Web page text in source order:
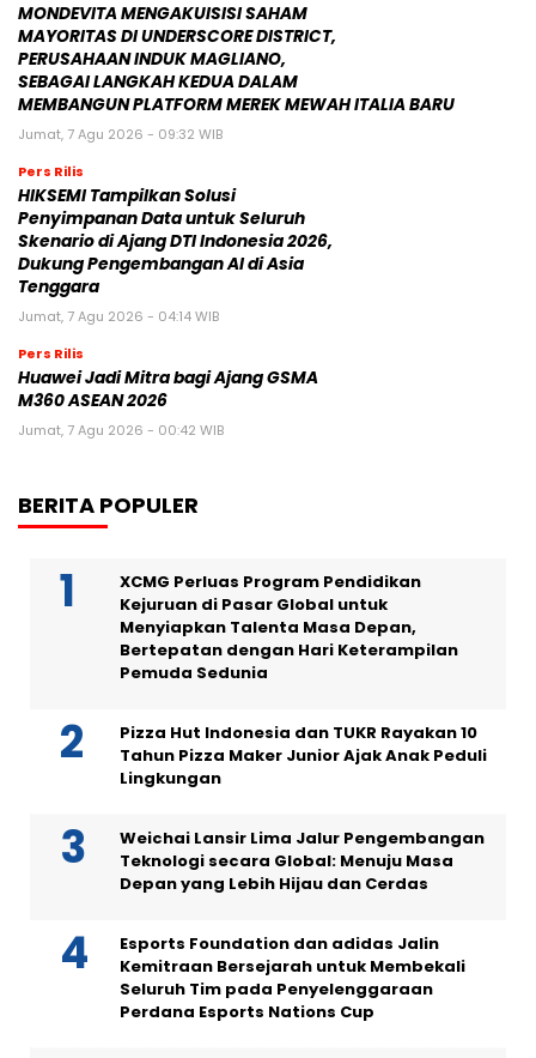
MONDEVITA MENGAKUISISI SAHAM
MAYORITAS DI UNDERSCORE DISTRICT,
PERUSAHAAN INDUK MAGLIANO,
SEBAGAI LANGKAH KEDUA DALAM
MEMBANGUN PLATFORM MEREK MEWAH ITALIA BARU
Jumat, 7 Agu 2026 - 09:32 WIB
Pers Rilis
HIKSEMI Tampilkan Solusi
Penyimpanan Data untuk Seluruh
Skenario di Ajang DTI Indonesia 2026,
Dukung Pengembangan AI di Asia
Tenggara
Jumat, 7 Agu 2026 - 04:14 WIB
Pers Rilis
Huawei Jadi Mitra bagi Ajang GSMA
M360 ASEAN 2026
Jumat, 7 Agu 2026 - 00:42 WIB
BERITA POPULER
XCMG Perluas Program Pendidikan
Kejuruan di Pasar Global untuk
Menyiapkan Talenta Masa Depan,
Bertepatan dengan Hari Keterampilan
Pemuda Sedunia
Pizza Hut Indonesia dan TUKR Rayakan 10
Tahun Pizza Maker Junior Ajak Anak Peduli
Lingkungan
Weichai Lansir Lima Jalur Pengembangan
Teknologi secara Global: Menuju Masa
Depan yang Lebih Hijau dan Cerdas
Esports Foundation dan adidas Jalin
Kemitraan Bersejarah untuk Membekali
Seluruh Tim pada Penyelenggaraan
Perdana Esports Nations Cup